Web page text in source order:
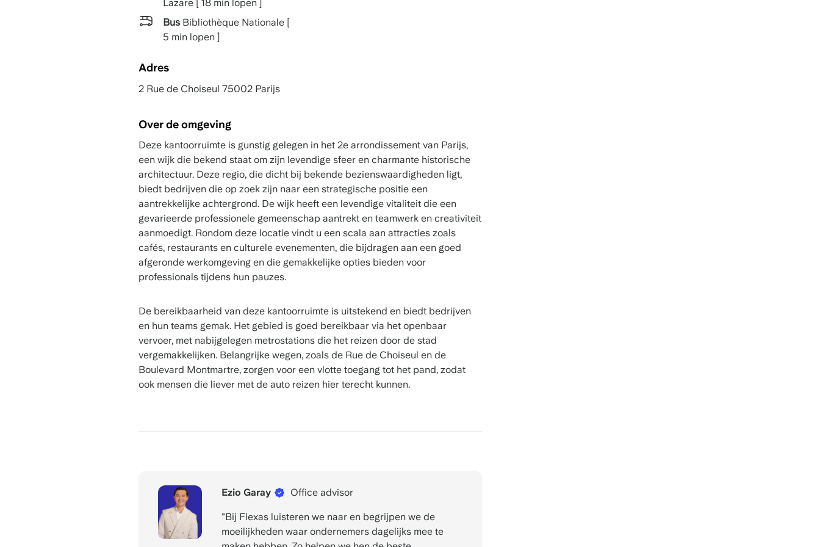
Lazare [ 18 min lopen ]
BusBibliothèque Nationale [
5 min lopen ]
Adres
2 Rue de Choiseul 75002 Parijs
Over de omgeving
Deze kantoorruimte is gunstig gelegen in het 2e arrondissement van Parijs,
een wijk die bekend staat om zijn levendige sfeer en charmante historische
architectuur. Deze regio, die dicht bij bekende bezienswaardigheden ligt,
biedt bedrijven die op zoek zijn naar een strategische positie een
aantrekkelijke achtergrond. De wijk heeft een levendige vitaliteit die een
gevarieerde professionele gemeenschap aantrekt en teamwerk en creativiteit
aanmoedigt. Rondom deze locatie vindt u een scala aan attracties zoals
cafés, restaurants en culturele evenementen, die bijdragen aan een goed
afgeronde werkomgeving en die gemakkelijke opties bieden voor
professionals tijdens hun pauzes.
De bereikbaarheid van deze kantoorruimte is uitstekend en biedt bedrijven
en hun teams gemak. Het gebied is goed bereikbaar via het openbaar
vervoer, met nabijgelegen metrostations die het reizen door de stad
vergemakkelijken. Belangrijke wegen, zoals de Rue de Choiseul en de
Boulevard Montmartre, zorgen voor een vlotte toegang tot het pand, zodat
ook mensen die liever met de auto reizen hier terecht kunnen.
Ezio Garay Office advisor
"Bij Flexas luisteren we naar en begrijpen we de
moeilijkheden waar ondernemers dagelijks mee te